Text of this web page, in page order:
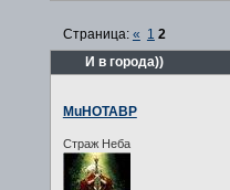
И в города))
Страница: « 1 2
MuHOTABP
Страж Неба